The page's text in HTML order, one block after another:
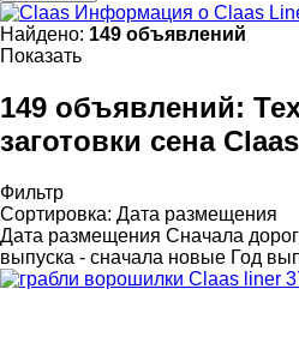
Информация о Claas
Найдено: 149 объявлений
Показать
149 объявлений:
заготовки сена
Фильтр
Сортировка: Дата размещения
Дата размещения Сначала
выпуска - сначала новые Год